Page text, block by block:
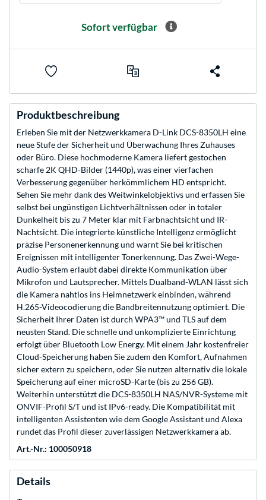
Sofort verfügbar
Produktbeschreibung
Erleben Sie mit der Netzwerkkamera D-Link DCS-8350LH eine
neue Stufe der Sicherheit und Überwachung Ihres Zuhauses
oder Büro. Diese hochmoderne Kamera liefert gestochen
scharfe 2K QHD-Bilder (1440p), was einer vierfachen
Verbesserung gegenüber herkömmlichem HD entspricht.
Sehen Sie mehr dank des Weitwinkelobjektivs und erfassen Sie
selbst bei ungünstigen Lichtverhältnissen oder in totaler
Dunkelheit bis zu 7 Meter klar mit Farbnachtsicht und IR-
Nachtsicht. Die integrierte künstliche Intelligenz ermöglicht
präzise Personenerkennung und warnt Sie bei kritischen
Ereignissen mit intelligenter Tonerkennung. Das Zwei-Wege-
Audio-System erlaubt dabei direkte Kommunikation über
Mikrofon und Lautsprecher. Mittels Dualband-WLAN lässt sich
die Kamera nahtlos ins Heimnetzwerk einbinden, während
H.265-Videocodierung die Bandbreitennutzung optimiert. Die
Sicherheit Ihrer Daten ist durch WPA3™ und TLS auf dem
neusten Stand. Die schnelle und unkomplizierte Einrichtung
erfolgt über Bluetooth Low Energy. Mit einem Jahr kostenfreier
Cloud-Speicherung haben Sie zudem den Komfort, Aufnahmen
sicher extern zu speichern, oder Sie nutzen alternativ die lokale
Speicherung auf einer microSD-Karte (bis zu 256 GB).
Weiterhin unterstützt die DCS-8350LH NAS/NVR-Systeme mit
ONVIF-Profil S/T und ist IPv6-ready. Die Kompatibilität mit
intelligenten Assistenten wie dem Google Assistant und Alexa
rundet das Profil dieser zuverlässigen Netzwerkkamera ab.
Art.-Nr.: 100050918
Details